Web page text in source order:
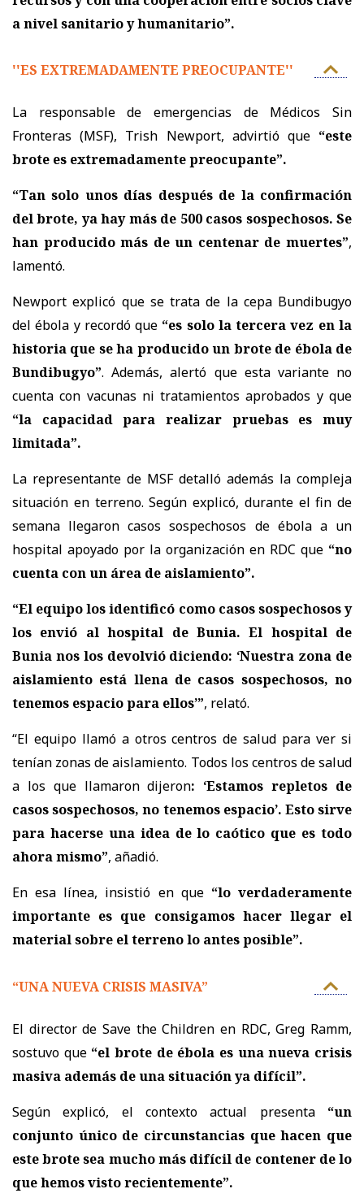
a nivel sanitario y humanitario”.
''ES EXTREMADAMENTE PREOCUPANTE''
La responsable de emergencias de Médicos Sin
Fronteras (MSF), Trish Newport, advirtió que “este
brote es extremadamente preocupante”.
“Tan solo unos días después de la confirmación
del brote, ya hay más de 500 casos sospechosos. Se
han producido más de un centenar de muertes”,
lamentó.
Newport explicó que se trata de la cepa Bundibugyo
del ébola y recordó que “es solo la tercera vez en la
historia que se ha producido un brote de ébola de
Bundibugyo”. Además, alertó que esta variante no
cuenta con vacunas ni tratamientos aprobados y que
“la capacidad para realizar pruebas es muy
limitada”.
La representante de MSF detalló además la compleja
situación en terreno. Según explicó, durante el fin de
semana llegaron casos sospechosos de ébola a un
hospital apoyado por la organización en RDC que “no
cuenta con un área de aislamiento”.
“El equipo los identificó como casos sospechosos y
los envió al hospital de Bunia. El hospital de
Bunia nos los devolvió diciendo: ‘Nuestra zona de
aislamiento está llena de casos sospechosos, no
tenemos espacio para ellos’”, relató.
“El equipo llamó a otros centros de salud para ver si
tenían zonas de aislamiento. Todos los centros de salud
a los que llamaron dijeron: ‘Estamos repletos de
casos sospechosos, no tenemos espacio’. Esto sirve
para hacerse una idea de lo caótico que es todo
ahora mismo”, añadió.
En esa línea, insistió en que “lo verdaderamente
importante es que consigamos hacer llegar el
material sobre el terreno lo antes posible”.
“UNA NUEVA CRISIS MASIVA”
El director de Save the Children en RDC,Greg Ramm,
sostuvo que “el brote de ébola es una nueva crisis
masiva además de una situación ya difícil”.
Según explicó, el contexto actual presenta “un
conjunto único de circunstancias que hacen que
este brote sea mucho más difícil de contener de lo
que hemos visto recientemente”.